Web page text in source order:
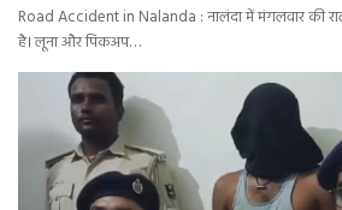
Road Accident in Nalanda : नालंदा में मंगलवार की
है। लूना और पिकअप…